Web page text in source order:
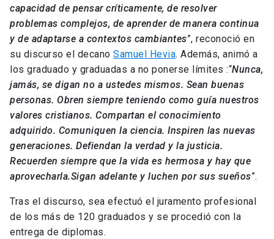
capacidad de pensar críticamente, de resolver
problemas complejos, de aprender de manera continua
y de adaptarse a contextos cambiantes”, reconoció en
su discurso el decano Samuel Hevia. Además, animó a
los graduado y graduadas a no ponerse límites :“Nunca,
jamás, se digan no a ustedes mismos. Sean buenas
personas. Obren siempre teniendo como guía nuestros
valores cristianos. Compartan el conocimiento
adquirido. Comuniquen la ciencia. Inspiren las nuevas
generaciones. Defiendan la verdad y la justicia.
Recuerden siempre que la vida es hermosa y hay que
aprovecharla.Sigan adelante y luchen por sus sueños”.
Tras el discurso, sea efectuó el juramento profesional
de los más de 120 graduados y se procedió con la
entrega de diplomas.